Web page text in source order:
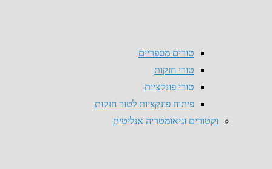
טורים מספריים
טורי חזקות
טורי פונקציות
פיתוח פונקציות לטור חזקות
וקטורים וגיאומטריה אנליטית